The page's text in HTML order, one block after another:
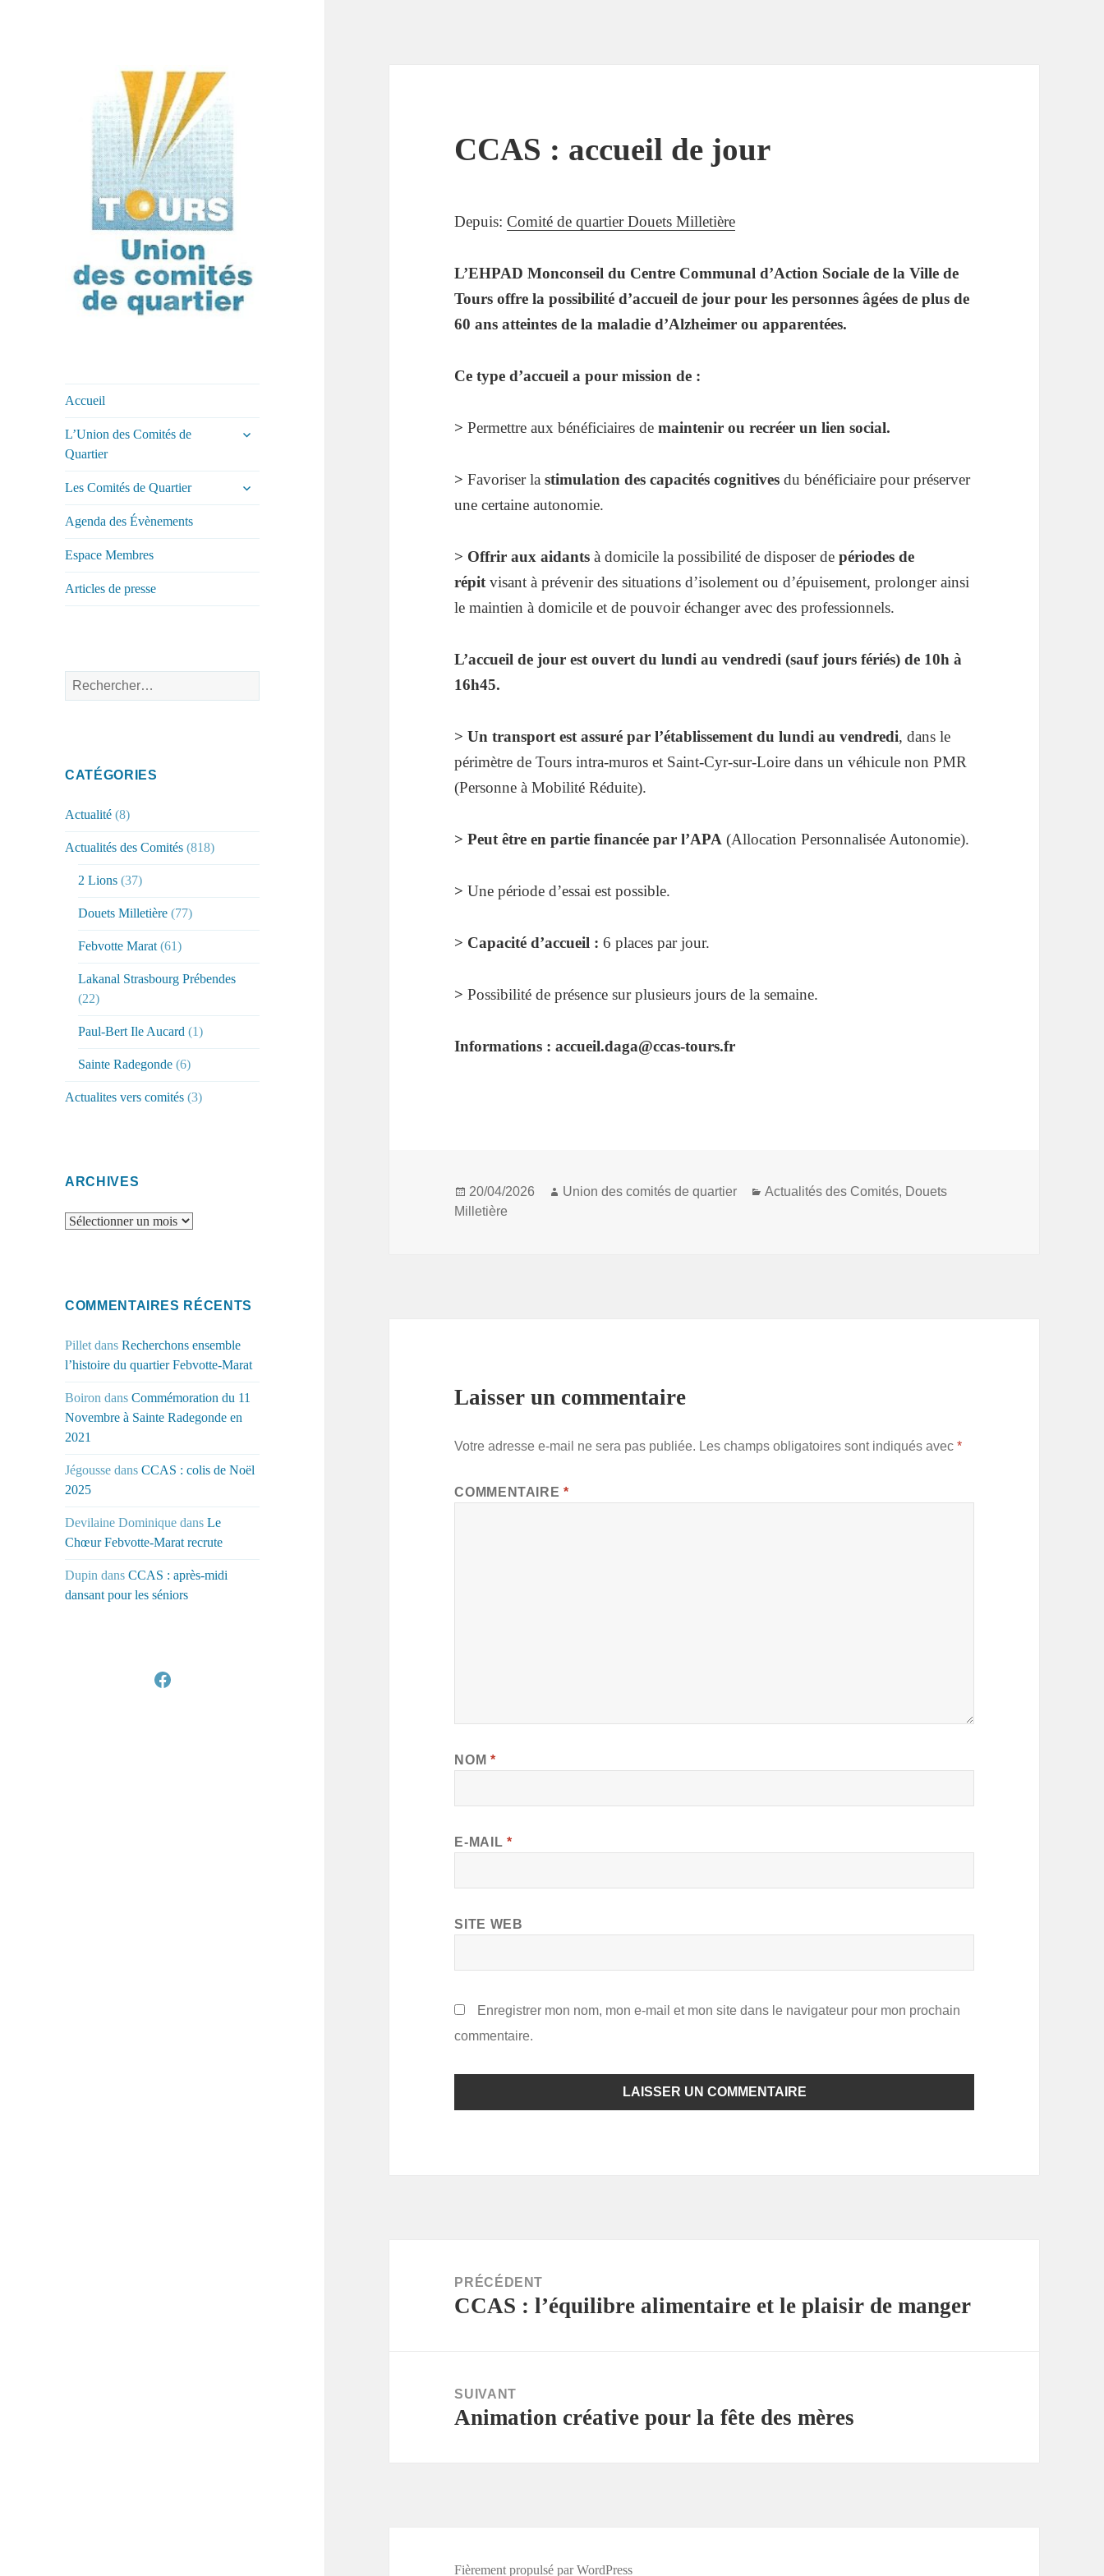
quartier de la ville
de Tours
Accueil
L’Union des Comités de
Quartier
menu
Les Comités de Quartier
Agenda des Évènements
Espace Membres
Articles de presse
Rechercher :
CATÉGORIES
Actualité (8)
Actualités des Comités (818)
2 Lions (37)
Douets Milletière (77)
Febvotte Marat (61)
Lakanal Strasbourg Prébendes
(22)
Paul-Bert Ile Aucard (1)
Sainte Radegonde (6)
Actualites vers comités (3)
ARCHIVES
Archives
COMMENTAIRES RÉCENTS
Pillet dansRecherchons ensemble
l’histoire du quartier Febvotte-Marat
Boiron dansCommémoration du 11
Novembre à Sainte Radegonde en
2021
Jégousse dansCCAS : colis de Noël
2025
Devilaine Dominique dansLe
Chœur Febvotte-Marat recrute
Dupin dansCCAS : après-midi
dansant pour les séniors
Facebook
CCAS : accueil de jour
Depuis:Comité de quartier Douets Milletière
L’EHPAD Monconseil du Centre Communal d’Action Sociale de la Ville de
Tours offre la possibilité d’accueil de jour pour les personnes âgées de plus de
60 ans atteintes de la maladie d’Alzheimer ou apparentées.
Ce type d’accueil a pour mission de :
>Permettre aux bénéficiaires demaintenir ou recréer un lien social.
>Favoriser lastimulation des capacités cognitivesdu bénéficiaire pour préserver
une certaine autonomie.
> Offrir aux aidantsà domicile la possibilité de disposer depériodes de
répit visant à prévenir des situations d’isolement ou d’épuisement, prolonger ainsi
le maintien à domicile et de pouvoir échanger avec des professionnels.
L’accueil de jour est ouvert du lundi au vendredi (sauf jours fériés) de 10h à
16h45.
> Un transport est assuré par l’établissement du lundi au vendredi, dans le
périmètre de Tours intra-muros et Saint-Cyr-sur-Loire dans un véhicule non PMR
(Personne à Mobilité Réduite).
> Peut être en partie financée par l’APA(Allocation Personnalisée Autonomie).
>Une période d’essai est possible.
> Capacité d’accueil :6 places par jour.
>Possibilité de présence sur plusieurs jours de la semaine.
Informations : accueil.daga@ccas-tours.fr
Publié
le
20/04/2026 Auteur
Union des comités de quartier Catégories
Actualités des Comités, Douets
Milletière
Laisser un commentaire
Votre adresse e-mail ne sera pas publiée. Les champs obligatoires sont indiqués avec*
COMMENTAIRE*
NOM *
E-MAIL *
SITE WEB
Enregistrer mon nom, mon e-mail et mon site dans le navigateur pour mon prochain
commentaire.
PRÉCÉDENT
Article
CCAS : l’équilibre alimentaire et le plaisir de manger
SUIVANT
Article
Animation créative pour la fête des mères
Fièrement propulsé par WordPress